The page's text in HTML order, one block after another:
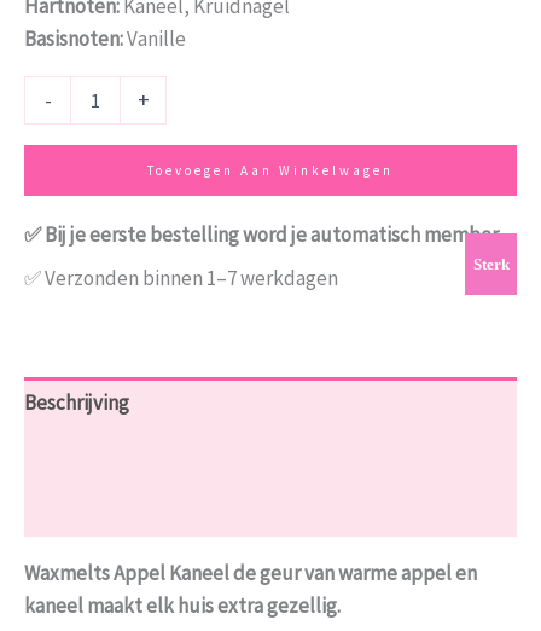
Sterk
Hartnoten:Kaneel, Kruidnagel
Basisnoten:Vanille
- +
Toevoegen Aan Winkelwagen
✅ Bij je eerste bestelling word je automatisch member
✅ Verzonden binnen 1–7 werkdagen
Beschrijving
Waxmelts Appel Kaneel de geur van warme appel en
kaneel maakt elk huis extra gezellig.